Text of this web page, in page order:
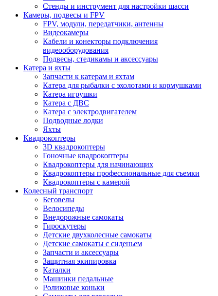
Стенды и инструмент для настройки шасси
Камеры, подвесы и FPV
FPV, модули, передатчики, антенны
Видеокамеры
Кабели и конекторы подключения
видеооборудования
Подвесы, стедикамы и аксессуары
Катера и яхты
Запчасти к катерам и яхтам
Катера для рыбалки с эхолотами и кормушками
Катера игрушки
Катера с ДВС
Катера с электродвигателем
Подводные лодки
Яхты
Квадрокоптеры
3D квадрокоптеры
Гоночные квадрокоптеры
Квадрокоптеры для начинающих
Квадрокоптеры профессиональные для съемки
Квадрокоптеры с камерой
Колесный транспорт
Беговелы
Велосипеды
Внедорожные самокаты
Гироскутеры
Детские двухколесные самокаты
Детские самокаты с сиденьем
Запчасти и аксессуары
Защитная экипировка
Каталки
Машинки педальные
Роликовые коньки